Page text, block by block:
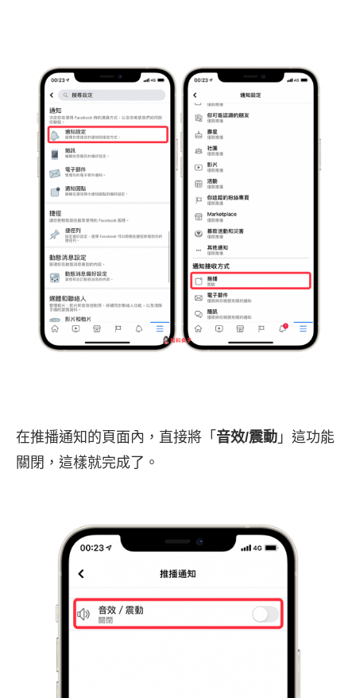
在推播通知的頁面內，直接將「 音效/震動 」這功能
關閉，這樣就完成了。